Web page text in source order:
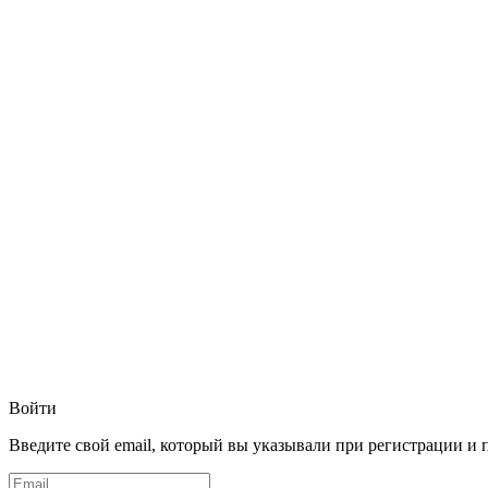
Войти
Введите свой email, который вы указывали при регистрации и